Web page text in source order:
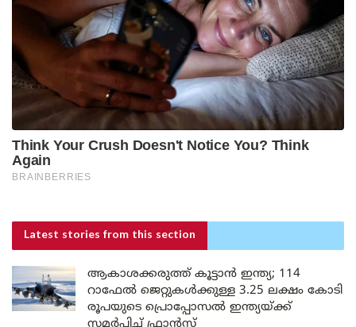
Latest stories from this section
ആകാശക്കരുത്ത് കൂട്ടാൻ ഇന്ത്യ; 114
റാഫേൽ ജെറ്റുകൾക്കുള്ള 3.25 ലക്ഷം കോടി
രൂപയുടെ പ്രൊപ്പോസൽ ഇന്ത്യയ്ക്ക്